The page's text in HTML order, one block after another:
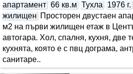
апартамент 66 кв.м Тухла 1976 г.
жилищен Просторен двустаен
м2 на първи жилищен етаж в
автогара. Хол, спалня, кухня, две
кухнята, която е с пвц дограма,
санитаре..